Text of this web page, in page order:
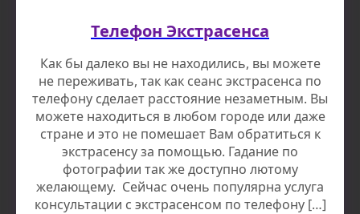
Телефон Экстрасенса
Как бы далеко вы не находились, вы можете
не переживать, так как сеанс экстрасенса по
телефону сделает расстояние незаметным. Вы
можете находиться в любом городе или даже
стране и это не помешает Вам обратиться к
экстрасенсу за помощью. Гадание по
фотографии так же доступно лютому
желающему. Сейчас очень популярна услуга
консультации с экстрасенсом по телефону […]